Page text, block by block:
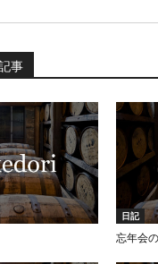
事
日記
忘年会